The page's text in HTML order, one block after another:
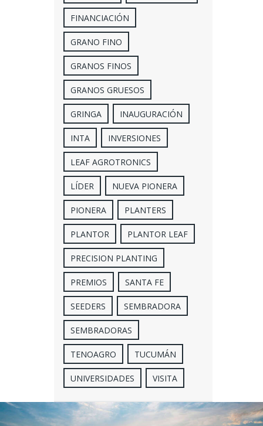
FINANCIACIÓN
GRANO FINO
GRANOS FINOS
GRANOS GRUESOS
GRINGA INAUGURACIÓN
INTA INVERSIONES
LEAF AGROTRONICS
LÍDER NUEVA PIONERA
PIONERA PLANTERS
PLANTOR PLANTOR LEAF
PRECISION PLANTING
PREMIOS SANTA FE
SEEDERS SEMBRADORA
SEMBRADORAS
TENOAGRO TUCUMÁN
UNIVERSIDADES VISITA